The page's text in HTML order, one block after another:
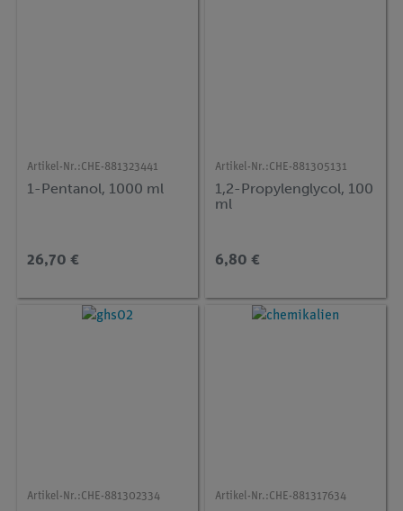
Artikel-Nr.:CHE-881323441
1-Pentanol, 1000 ml
26,70 €
Artikel-Nr.:CHE-881305131
1,2-Propylenglycol, 100
ml
6,80 €
Artikel-Nr.:CHE-881302334 Artikel-Nr.:CHE-881317634